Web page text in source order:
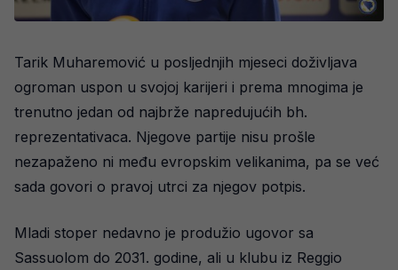
Tarik Muharemović u posljednjih mjeseci doživljava
ogroman uspon u svojoj karijeri i prema mnogima je
trenutno jedan od najbrže napredujućih bh.
reprezentativaca. Njegove partije nisu prošle
nezapaženo ni među evropskim velikanima, pa se već
sada govori o pravoj utrci za njegov potpis.
Mladi stoper nedavno je produžio ugovor sa
Sassuolom do 2031. godine, ali u klubu iz Reggio